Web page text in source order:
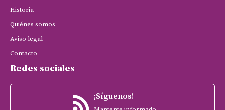
Historia
Quiénes somos
Aviso legal
Contacto
Redes sociales
¡Síguenos!